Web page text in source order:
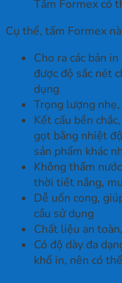
Tấm Formex có
Cụ thể, tấm Formex
Cho ra các bản
được độ sắc nét
dụng
Trọng lượng
Kết cấu bền
gọt bằng nhiệt
sản phẩm khác
Không thấm
thời tiết nắng,
Dễ uốn cong,
cầu sử dụng
Chất liệu an
Có độ dày đa
khổ in, nên có